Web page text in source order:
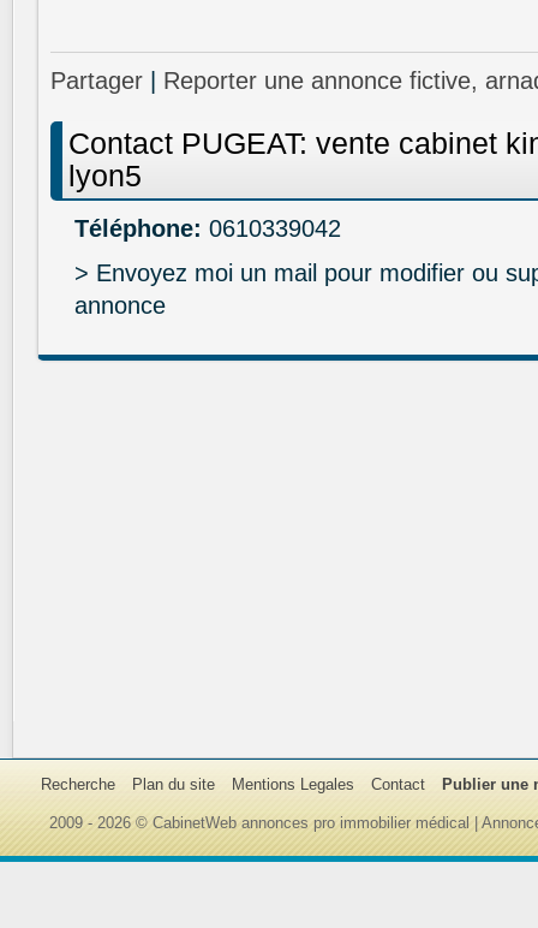
Partager Reporter une annonce fictive,
Contact PUGEAT: vente cabinet
lyon5
Téléphone: 0610339042
> Envoyez moi un mail pour modifier ou
annonce
Recherche Plan du site Mentions Legales Contact Publier une
2009 - 2026 © CabinetWeb annonces pro immobilier médical |